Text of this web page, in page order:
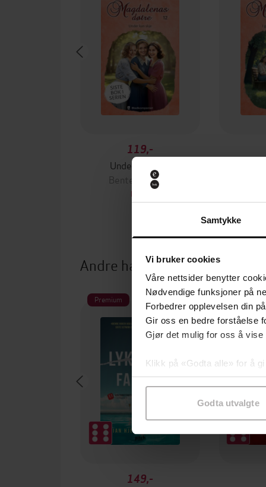
Samtykke
Vi bruker cookies
Våre nettsider benytter
Nødvendige funksjoner på
Forbedrer opplevelsen din
Gir oss en bedre forståelse
Gjør det mulig for oss å
Klikk på «Godta alle» for å
samtykke til spesifikke
Godta utvalgte
119,-
Under kan skje
Bente Bratlund
EBOK
Andre har også kjøpt
Premium
149,-